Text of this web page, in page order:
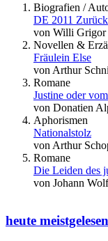
Biografien /
DE 2011
von Willi Grigor
Novellen &
Fräulein Else
von Arthur
Romane
Justine oder
von Donatien
Aphorismen
Nationalstolz
von Arthur
Romane
Die Leiden des
von Johann
heute